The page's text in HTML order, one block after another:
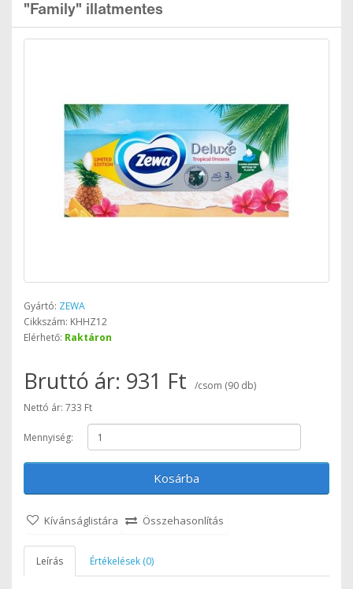
"Family" illatmentes
Gyártó: ZEWA
Cikkszám: KHHZ12
Elérhető: Raktáron
Bruttó ár: 931 Ft
/csom (90 db)
Nettó ár: 733 Ft
Mennyiség:
Kosárba
Kívánságlistára Összehasonlítás
Leírás Értékelések (0)